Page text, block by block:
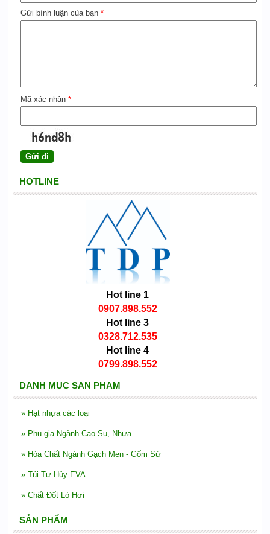
Gửi bình luận của bạn *
Mã xác nhận *
HOTLINE
Hot line 1
0907.898.552
Hot line 3
0328.712.535
Hot line 4
0799.898.552
DANH MUC SAN PHAM
» Hạt nhựa các loại
» Phụ gia Ngành Cao Su, Nhựa
» Hóa Chất Ngành Gạch Men - Gốm Sứ
» Túi Tự Hủy EVA
» Chất Đốt Lò Hơi
SẢN PHẨM